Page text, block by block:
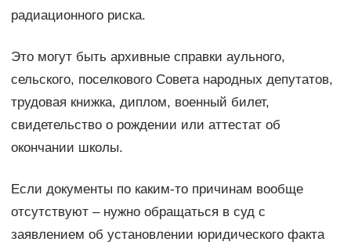
радиационного риска.
Это могут быть архивные справки аульного,
сельского, поселкового Совета народных депутатов,
трудовая книжка, диплом, военный билет,
свидетельство о рождении или аттестат об
окончании школы.
Если документы по каким-то причинам вообще
отсутствуют – нужно обращаться в суд с
заявлением об установлении юридического факта